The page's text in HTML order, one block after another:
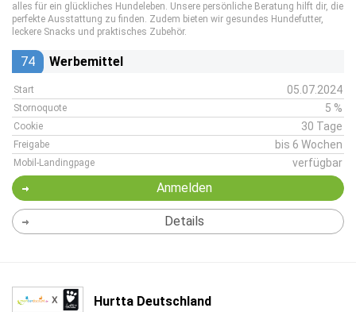
alles für ein glückliches Hundeleben. Unsere persönliche Beratung hilft dir, die
perfekte Ausstattung zu finden. Zudem bieten wir gesundes Hundefutter,
leckere Snacks und praktisches Zubehör.
74 Werbemittel
Start 05.07.2024
Stornoquote 5 %
Cookie 30 Tage
Freigabe bis 6 Wochen
Mobil-Landingpage verfügbar
Anmelden
Details
Hurtta Deutschland